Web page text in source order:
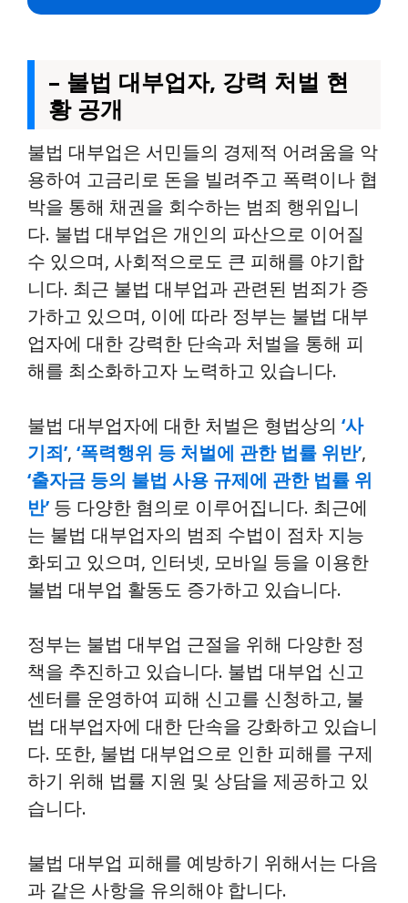
– 불법 대부업자, 강력 처벌 현
황 공개
불법 대부업은 서민들의 경제적 어려움을 악
용하여 고금리로 돈을 빌려주고 폭력이나 협
박을 통해 채권을 회수하는 범죄 행위입니
다. 불법 대부업은 개인의 파산으로 이어질
수 있으며, 사회적으로도 큰 피해를 야기합
니다. 최근 불법 대부업과 관련된 범죄가 증
가하고 있으며, 이에 따라 정부는 불법 대부
업자에 대한 강력한 단속과 처벌을 통해 피
해를 최소화하고자 노력하고 있습니다.
불법 대부업자에 대한 처벌은 형법상의 ‘사
기죄’, ‘폭력행위 등 처벌에 관한 법률 위반’,
‘출자금 등의 불법 사용 규제에 관한 법률 위
반’ 등 다양한 혐의로 이루어집니다. 최근에
는 불법 대부업자의 범죄 수법이 점차 지능
화되고 있으며, 인터넷, 모바일 등을 이용한
불법 대부업 활동도 증가하고 있습니다.
정부는 불법 대부업 근절을 위해 다양한 정
책을 추진하고 있습니다. 불법 대부업 신고
센터를 운영하여 피해 신고를 신청하고, 불
법 대부업자에 대한 단속을 강화하고 있습니
다. 또한, 불법 대부업으로 인한 피해를 구제
하기 위해 법률 지원 및 상담을 제공하고 있
습니다.
불법 대부업 피해를 예방하기 위해서는 다음
과 같은 사항을 유의해야 합니다.